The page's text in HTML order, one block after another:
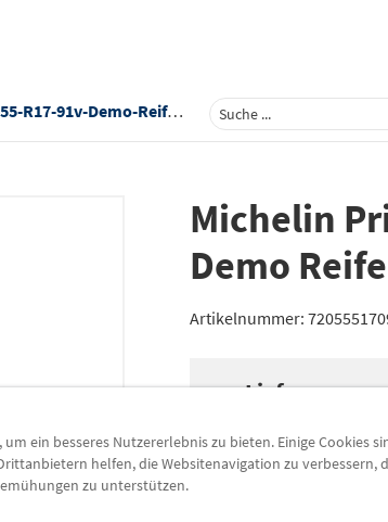
Reifen-72055517091vmi-Weil-Nib
Michelin
Demo
Artikelnummer:
Lieferung
zzgl. 5,49 €
um ein besseres Nutzererlebnis zu bieten. Einige Cookies
helfen, die Websitenavigation zu verbessern,
zu unterstützen.